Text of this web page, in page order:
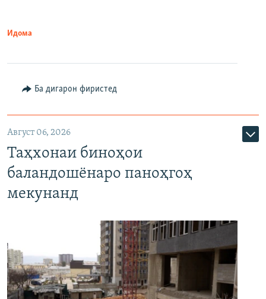
Идома
Ба дигарон фиристед
Август 06, 2026
Таҳхонаи биноҳои
баландошёнаро паноҳгоҳ
мекунанд